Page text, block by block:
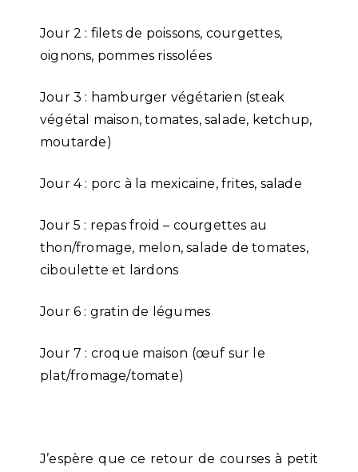
Jour 2 : filets de poissons, courgettes,
oignons, pommes rissolées
Jour 3 : hamburger végétarien (steak
végétal maison, tomates, salade, ketchup,
moutarde)
Jour 4 : porc à la mexicaine, frites, salade
Jour 5 : repas froid – courgettes au
thon/fromage, melon, salade de tomates,
ciboulette et lardons
Jour 6 : gratin de légumes
Jour 7 : croque maison (œuf sur le
plat/fromage/tomate)
J’espère que ce retour de courses à petit